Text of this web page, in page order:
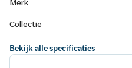
Collectie
Bekijk alle specificaties